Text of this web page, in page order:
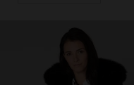
VERFÜGBARE GRÖSSEN